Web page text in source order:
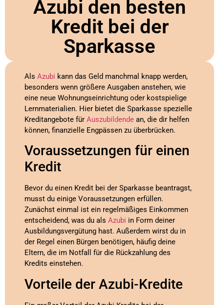
Azubi den besten
Kredit bei der
Sparkasse
Als Azubi kann das Geld manchmal knapp werden,
besonders wenn größere Ausgaben anstehen, wie
eine neue Wohnungseinrichtung oder kostspielige
Lernmaterialien. Hier bietet die Sparkasse spezielle
Kreditangebote für Auszubildende an, die dir helfen
können, finanzielle Engpässen zu überbrücken.
Voraussetzungen für einen
Kredit
Bevor du einen Kredit bei der Sparkasse beantragst,
musst du einige Voraussetzungen erfüllen.
Zunächst einmal ist ein regelmäßiges Einkommen
entscheidend, was du als Azubi in Form deiner
Ausbildungsvergütung hast. Außerdem wirst du in
der Regel einen Bürgen benötigen, häufig deine
Eltern, die im Notfall für die Rückzahlung des
Kredits einstehen.
Vorteile der Azubi-Kredite